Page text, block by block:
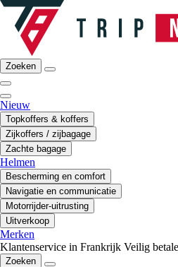
Zoeken
Nieuw
Topkoffers & koffers
Zijkoffers / zijbagage
Zachte bagage
Helmen
Bescherming en comfort
Navigatie en communicatie
Motorrijder-uitrusting
Uitverkoop
Merken
Klantenservice in Frankrijk Veilig
Zoeken